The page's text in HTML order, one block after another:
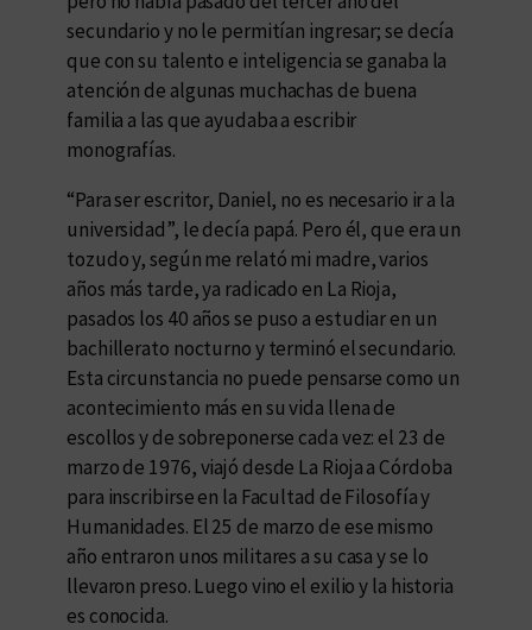
secundario y no le permitían ingresar; se decía
que con su talento e inteligencia se ganaba la
atención de algunas muchachas de buena
familia a las que ayudaba a escribir
monografías.
“Para ser escritor, Daniel, no es necesario ir a la
universidad”, le decía papá. Pero él, que era un
tozudo y, según me relató mi madre, varios
años más tarde, ya radicado en La Rioja,
pasados los 40 años se puso a estudiar en un
bachillerato nocturno y terminó el secundario.
Esta circunstancia no puede pensarse como un
acontecimiento más en su vida llena de
escollos y de sobreponerse cada vez: el 23 de
marzo de 1976, viajó desde La Rioja a Córdoba
para inscribirse en la Facultad de Filosofía y
Humanidades. El 25 de marzo de ese mismo
año entraron unos militares a su casa y se lo
llevaron preso. Luego vino el exilio y la historia
es conocida.